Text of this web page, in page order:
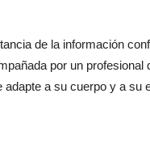
de la información
por un
a su cuerpo y a su